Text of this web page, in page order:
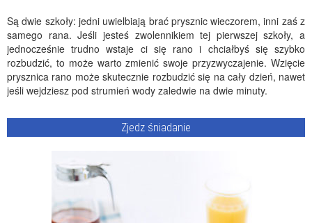
Są dwie szkoły: jedni uwielbiają brać prysznic wieczorem, inni zaś z
samego rana. Jeśli jesteś zwolennikiem tej pierwszej szkoły, a
jednocześnie trudno wstaje ci się rano i chciałbyś się szybko
rozbudzić, to może warto zmienić swoje przyzwyczajenie. Wzięcie
prysznica rano może skutecznie rozbudzić się na cały dzień, nawet
jeśli wejdziesz pod strumień wody zaledwie na dwie minuty.
Zjedz śniadanie